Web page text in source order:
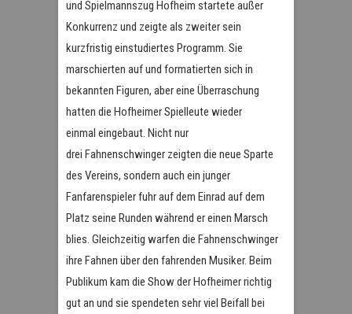
und Spielmannszug Hofheim startete außer
Konkurrenz und zeigte als zweiter sein
kurzfristig einstudiertes Programm. Sie
marschierten auf und formatierten sich in
bekannten Figuren, aber eine Überraschung
hatten die Hofheimer Spielleute wieder
einmal eingebaut. Nicht nur
drei Fahnenschwinger zeigten die neue Sparte
des Vereins, sondern auch ein junger
Fanfarenspieler fuhr auf dem Einrad auf dem
Platz seine Runden während er einen Marsch
blies. Gleichzeitig warfen die Fahnenschwinger
ihre Fahnen über den fahrenden Musiker. Beim
Publikum kam die Show der Hofheimer richtig
gut an und sie spendeten sehr viel Beifall bei